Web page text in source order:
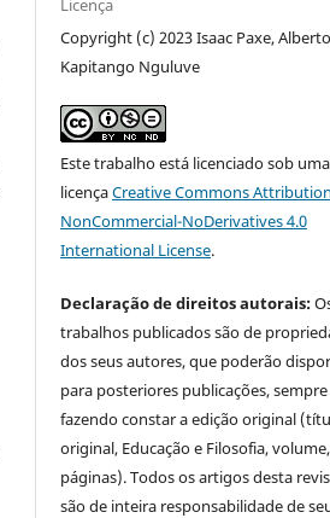
Licença
Copyright (c) 2023 Isaac Paxe, Alberto
Kapitango Nguluve
Este trabalho está licenciado sob uma
licençaCreative Commons
NonCommercial-NoDerivatives 4.0
International License.
Declaração de direitos autorais:
trabalhos publicados são de
dos seus autores, que poderão
para posteriores publicações, sempre
fazendo constar a edição original
original, Educação e Filosofia,
páginas). Todos os artigos desta
são de inteira responsabilidade de